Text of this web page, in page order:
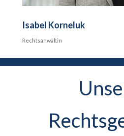
Isabel Korneluk
Rechtsanwältin